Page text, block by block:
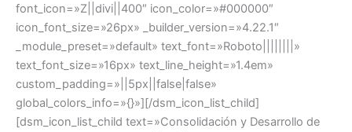
font_icon=»Z||divi||400″ icon_color=»#000000″
icon_font_size=»26px» _builder_version=»4.22.1″
_module_preset=»default» text_font=»Roboto||||||||»
text_font_size=»16px» text_line_height=»1.4em»
custom_padding=»||5px||false|false»
global_colors_info=»{}»][/dsm_icon_list_child]
[dsm_icon_list_child text=»Consolidación y Desarrollo de